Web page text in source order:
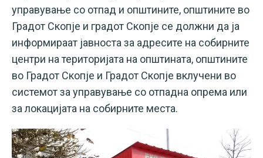
управување со отпад и општините, општините во
Градот Скопје и градот Скопје се должни да ја
информираат јавноста за адресите на собирните
центри на територијата на општината, општините
во Градот Скопје и Градот Скопје вклучени во
системот за управување со отпадна опрема или
за локацијата на собирните места.